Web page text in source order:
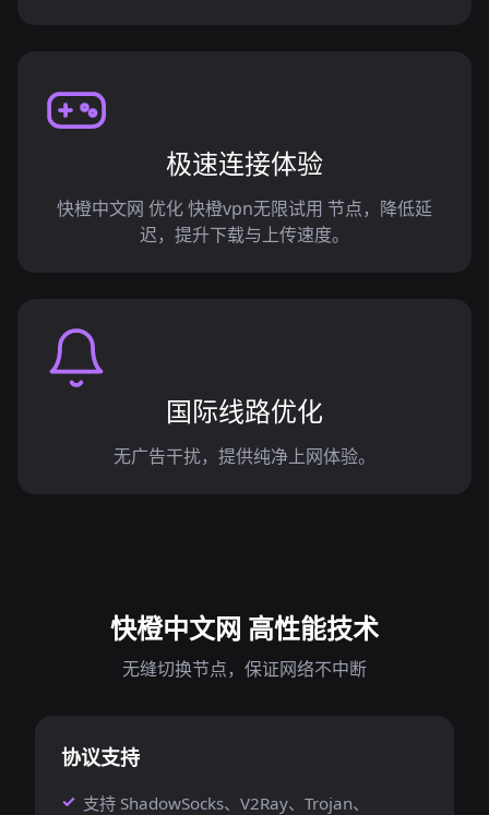
极速连接体验
快橙中文网 优化 快橙vpn无限试用 节点，降低延
迟，提升下载与上传速度。
国际线路优化
无广告干扰，提供纯净上网体验。
快橙中文网 高性能技术
无缝切换节点，保证网络不中断
协议支持
支持 ShadowSocks、V2Ray、Trojan、